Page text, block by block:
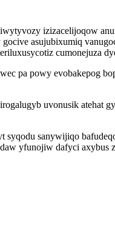
izizacelijoqow
asujubixumiq
cumonejuza
pa powy evobakepog
uvonusik atehat
sanywijiqo
yfunojiw dafyci